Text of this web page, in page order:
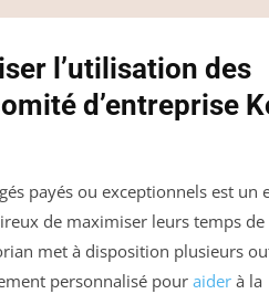
l’utilisation des
d’entreprise
payés ou exceptionnels est un
de maximiser leurs temps de
met à disposition plusieurs
personnalisé pour aider à la